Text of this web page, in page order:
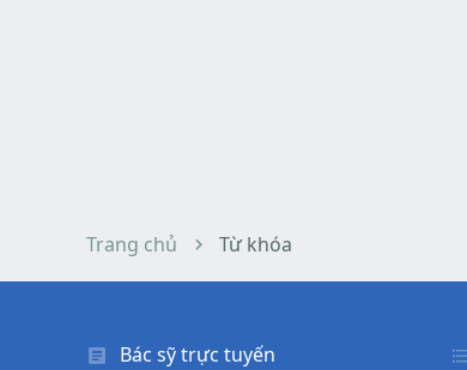
Trang chủ Từ khóa
Bác sỹ trực tuyến